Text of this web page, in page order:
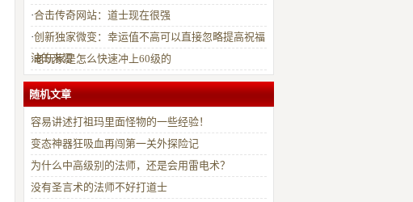
·合击传奇网站：道士现在很强
·创新独家微变：幸运值不高可以直接忽略提高祝福
油的来源
·老玩家是怎么快速冲上60级的
随机文章
容易讲述打祖玛里面怪物的一些经验！
变态神器狂吸血再闯第一关外探险记
为什么中高级别的法师，还是会用雷电术？
没有圣言术的法师不好打道士